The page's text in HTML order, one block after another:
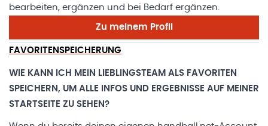
bearbeiten, ergänzen und bei Bedarf ergänzen.
Zu meinem Profil
FAVORITENSPEICHERUNG
WIE KANN ICH MEIN LIEBLINGSTEAM ALS FAVORITEN
SPEICHERN, UM ALLE INFOS UND ERGEBNISSE AUF MEINER
STARTSEITE ZU SEHEN?